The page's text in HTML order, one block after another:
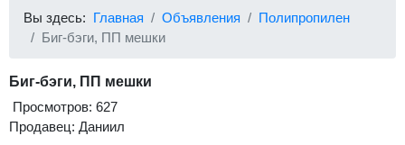
Вы здесь: Главная Объявления
Полипропилен
Биг-бэги, ПП мешки
Биг-бэги, ПП мешки
Просмотров: 627
Продавец: Даниил